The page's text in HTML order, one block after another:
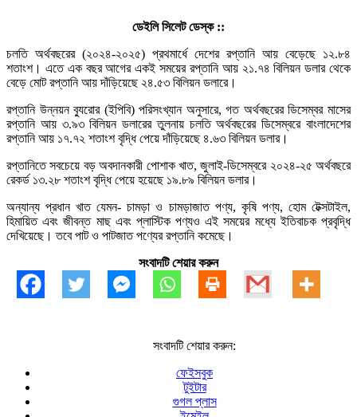
ডেইলি সিলেট ডেস্ক ::
চলতি অর্থবছরের (২০২৪-২০২৫) প্রথমার্ধে দেশের রপ্তানি আয় বেড়েছে ১২.৮৪
শতাংশ। এতে এক বছর আগের একই সময়ের রপ্তানি আয় ২১.৭৪ বিলিয়ন ডলার থেকে
বেড়ে মোট রপ্তানি আয় দাঁড়িয়েছে ২৪.৫৩ বিলিয়ন ডলারে।
রপ্তানি উন্নয়ন ব্যুরোর (ইপিবি) পরিসংখ্যান অনুসারে, গত অর্থবছরের ডিসেম্বর মাসের
রপ্তানি আয় ৩.৯৩ বিলিয়ন ডলারের তুলনায় চলতি অর্থবছরের ডিসেম্বরে বাংলাদেশের
রপ্তানি আয় ১৭.৭২ শতাংশ বৃদ্ধি পেয়ে দাঁড়িয়েছে ৪.৬৩ বিলিয়ন ডলার।
রপ্তানিতে সবচেয়ে বড় অবদানকারী পোশাক খাত, জুলাই-ডিসেম্বরে ২০২৪-২৫ অর্থবছরে
রেকর্ড ১৩.২৮ শতাংশ বৃদ্ধি পেয়ে হয়েছে ১৯.৮৯ বিলিয়ন ডলার।
অন্যান্য প্রধান খাত যেমন- চামড়া ও চামড়াজাত পণ্য, কৃষি পণ্য, হোম টেক্সটাইল,
হিমায়িত এবং জীবন্ত মাছ এবং প্লাস্টিক পণ্যও এই সময়ের মধ্যে ইতিবাচক প্রবৃদ্ধি
দেখিয়েছে। তবে পাট ও পাটজাত পণ্যের রপ্তানি কমেছে।
সংবাদটি শেয়ার করুন
সংবাদটি শেয়ার করুন:
ফেইসবুক
টুইটার
গুগল প্লাস